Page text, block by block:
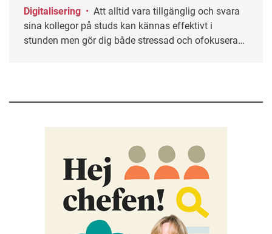
Digitalisering •
sina kollegor på studs kan kännas effektivt i
stunden men gör dig både stressad och ofokuserad.